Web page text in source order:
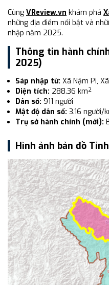
Cùng VReview.vn khám phá
những địa điểm nổi bật và
nhập năm 2025.
Thông tin hành
2025)
Sáp nhập từ: Xã Nậm Pì,
Diện tích: 288.36 km²
Dân số: 911 người
Mật độ dân số: 3.16 người/
Trụ sở hành chính (mới):
Hình ảnh bản đồ